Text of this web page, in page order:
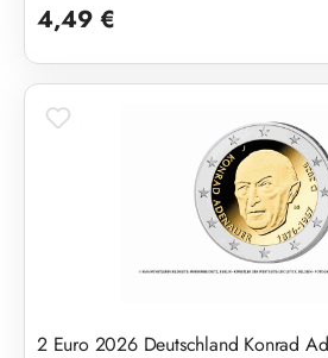
4,49 €
2 Euro 2026 Deutschland Konrad